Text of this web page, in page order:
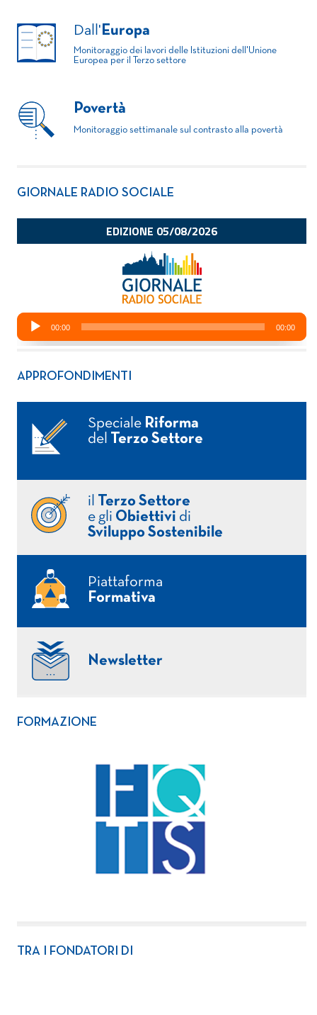
Dall' Europa
Monitoraggio dei lavori delle Istituzioni dell'Unione
Europea per il Terzo settore
Povertà
Monitoraggio settimanale sul contrasto alla povertà
GIORNALE RADIO SOCIALE
APPROFONDIMENTI
Speciale Riforma
del
Terzo Settore
il
Terzo Settore
e gli Obiettivi di
Sviluppo Sostenibile
Piattaforma
Formativa
Newsletter
FORMAZIONE
TRA I FONDATORI DI